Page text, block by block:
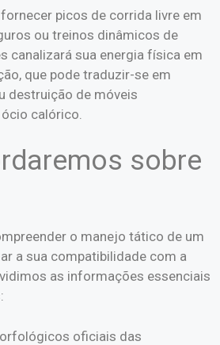
picos de corrida livre em
ou treinos dinâmicos de
canalizará sua energia física em
que pode traduzir-se em
destruição de móveis
calórico.
sobre
o manejo tático de um
a sua compatibilidade com a
as informações essenciais
oficiais das